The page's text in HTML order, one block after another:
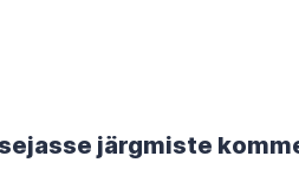
järgmiste